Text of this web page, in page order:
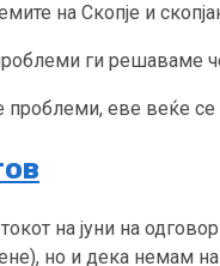
на Скопје и
ги решаваме
еве веќе се
на јуни на
но и дека немам